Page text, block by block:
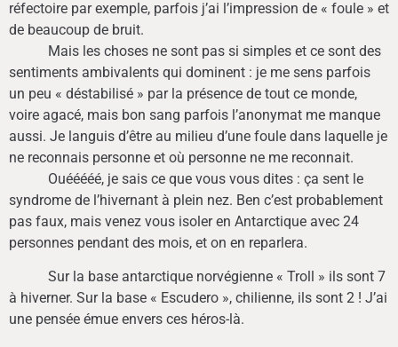
réfectoire par exemple, parfois j’ai l’impression de « foule » et
de beaucoup de bruit.
Mais les choses ne sont pas si simples et ce sont des
sentiments ambivalents qui dominent : je me sens parfois
un peu « déstabilisé » par la présence de tout ce monde,
voire agacé, mais bon sang parfois l’anonymat me manque
aussi. Je languis d’être au milieu d’une foule dans laquelle je
ne reconnais personne et où personne ne me reconnait.
Ouééééé, je sais ce que vous vous dites : ça sent le
syndrome de l’hivernant à plein nez. Ben c’est probablement
pas faux, mais venez vous isoler en Antarctique avec 24
personnes pendant des mois, et on en reparlera.
Sur la base antarctique norvégienne « Troll » ils sont 7
à hiverner. Sur la base « Escudero », chilienne, ils sont 2 ! J’ai
une pensée émue envers ces héros-là.